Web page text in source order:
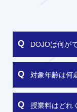
DOJOは何が
対象年齢は何
授業料はどれ